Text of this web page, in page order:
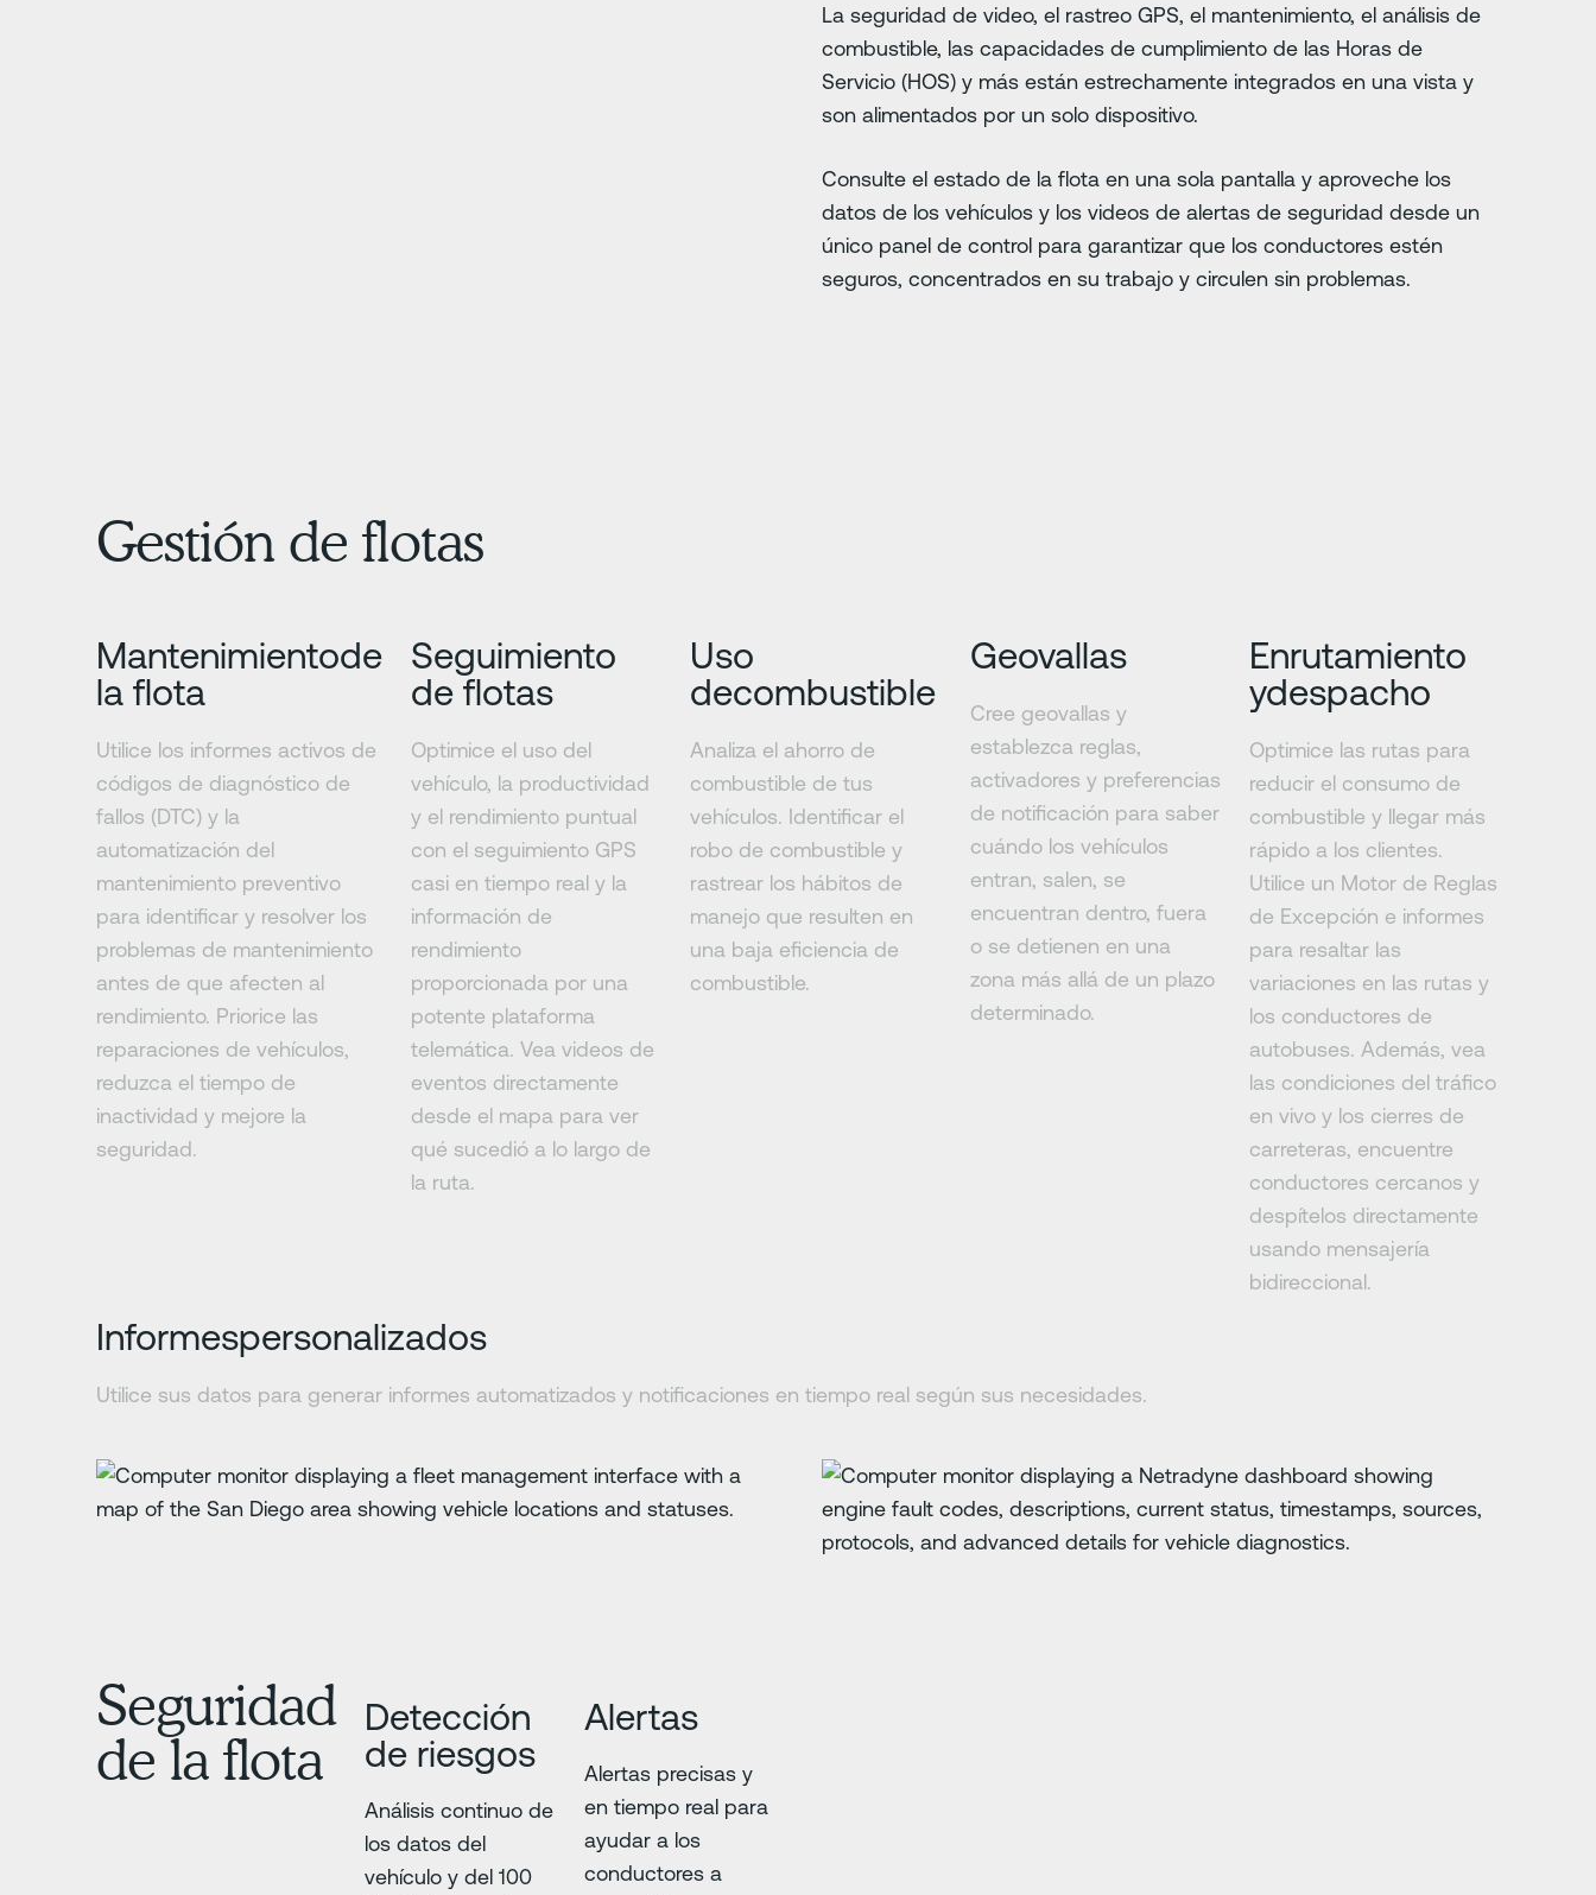
La seguridad de video, el rastreo GPS, el mantenimiento, el análisis de
combustible, las capacidades de cumplimiento de las Horas de
Servicio (HOS) y más están estrechamente integrados en una vista y
son alimentados por un solo dispositivo.
Consulte el estado de la flota en una sola pantalla y aproveche los
datos de los vehículos y los videos de alertas de seguridad desde un
único panel de control para garantizar que los conductores estén
seguros, concentrados en su trabajo y circulen sin problemas.
Gestión de flotas
Mantenimientode
la flota
Utilice los informes activos de
códigos de diagnóstico de
fallos (DTC) y la
automatización del
mantenimiento preventivo
para identificar y resolver los
problemas de mantenimiento
antes de que afecten al
rendimiento. Priorice las
reparaciones de vehículos,
reduzca el tiempo de
inactividad y mejore la
seguridad.
Seguimiento
de flotas
Optimice el uso del
vehículo, la productividad
y el rendimiento puntual
con el seguimiento GPS
casi en tiempo real y la
información de
rendimiento
proporcionada por una
potente plataforma
telemática. Vea videos de
eventos directamente
desde el mapa para ver
qué sucedió a lo largo de
la ruta.
Uso
decombustible
Analiza el ahorro de
combustible de tus
vehículos. Identificar el
robo de combustible y
rastrear los hábitos de
manejo que resulten en
una baja eficiencia de
combustible.
Geovallas
Cree geovallas y
establezca reglas,
activadores y preferencias
de notificación para saber
cuándo los vehículos
entran, salen, se
encuentran dentro, fuera
o se detienen en una
zona más allá de un plazo
determinado.
Enrutamiento
ydespacho
Optimice las rutas para
reducir el consumo de
combustible y llegar más
rápido a los clientes.
Utilice un Motor de Reglas
de Excepción e informes
para resaltar las
variaciones en las rutas y
los conductores de
autobuses. Además, vea
las condiciones del tráfico
en vivo y los cierres de
carreteras, encuentre
conductores cercanos y
despítelos directamente
usando mensajería
bidireccional.
Informespersonalizados
Utilice sus datos para generar informes automatizados y notificaciones en tiempo real según sus necesidades.
Seguridad
de la flota
Detección
de riesgos
Análisis continuo de
los datos del
vehículo y del 100
Alertas
Alertas precisas y
en tiempo real para
ayudar a los
conductores a